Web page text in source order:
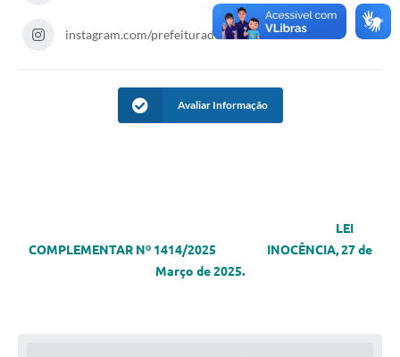
Fale conosco
instagram.com/prefeituradeinocencia
Avaliar Informação
LEI
COMPLEMENTAR Nº 1414/2025 INOCÊNCIA, 27 de
Março de 2025.